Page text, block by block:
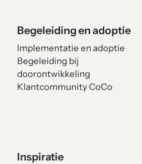
Begeleiding en adoptie
Implementatie en adoptie
Begeleiding bij
doorontwikkeling
Klantcommunity CoCo
Inspiratie